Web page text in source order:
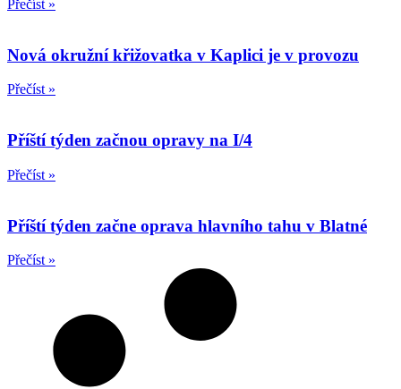
Přečíst »
Nová okružní křižovatka v Kaplici je v provozu
Přečíst »
Příští týden začnou opravy na I/4
Přečíst »
Příští týden začne oprava hlavního tahu v Blatné
Přečíst »